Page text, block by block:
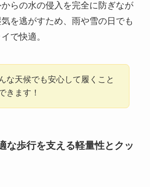
らの水の侵入を完全に防ぎなが
を逃がすため、雨や雪の日でも
で快適。
な天候でも安心して履くこと
きます！
な歩行を支える軽量性とクッ